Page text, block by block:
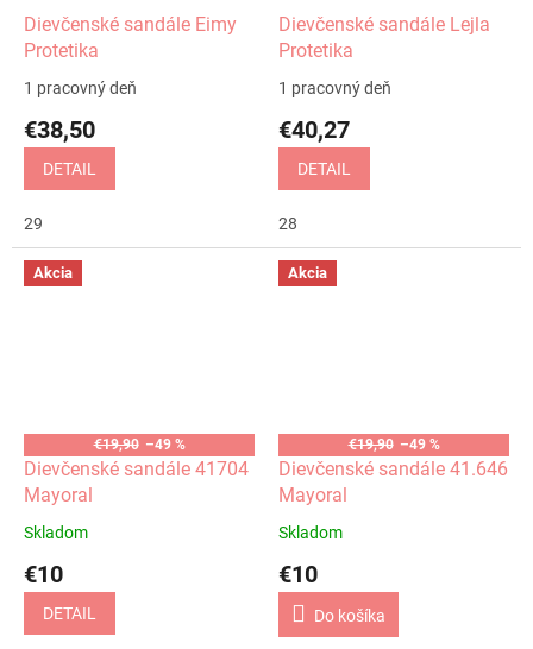
Dievčenské sandále Eimy
Protetika
1 pracovný deň
€38,50
DETAIL
29
Dievčenské sandále Lejla
Protetika
1 pracovný deň
€40,27
DETAIL
28
Akcia
€19,90 –49 %
Dievčenské sandále 41704
Mayoral
Skladom
€10
DETAIL
Akcia
€19,90 –49 %
Dievčenské sandále 41.646
Mayoral
Skladom
€10
Do košíka